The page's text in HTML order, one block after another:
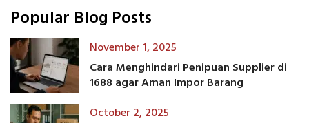
Popular Blog Posts
November 1, 2025
Cara Menghindari Penipuan Supplier di
1688 agar Aman Impor Barang
October 2, 2025